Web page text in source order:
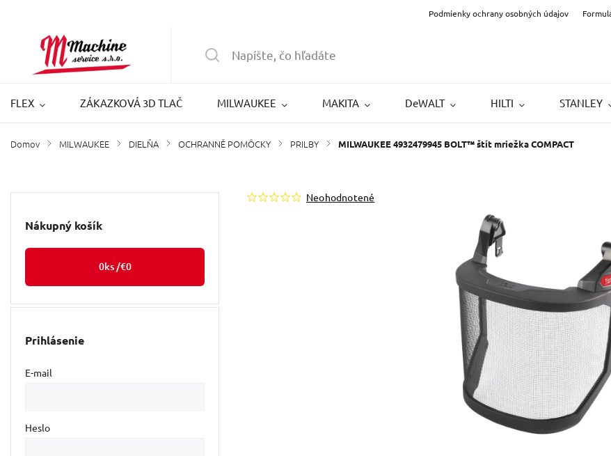
Podmienky ochrany osobných údajov
FLEX ZÁKAZKOVÁ 3D TLAČ MILWAUKEE MAKITA DeWALT HILTI STANLEY
Domov / MILWAUKEE / DIELŇA / OCHRANNĚ POMÔCKY / PRILBY / MILWAUKEE 4932479945 BOLT™ štít mriežka COMPACT
Nákupný košík
0ks /€0
Prihlásenie
E-mail
Heslo
Neohodnotené